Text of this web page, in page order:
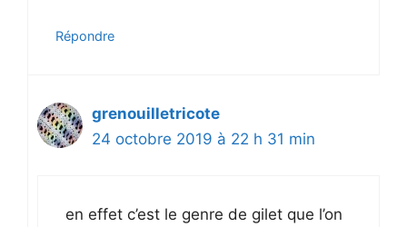
Répondre
grenouilletricote
24 octobre 2019 à 22 h 31 min
en effet c’est le genre de gilet que l’on